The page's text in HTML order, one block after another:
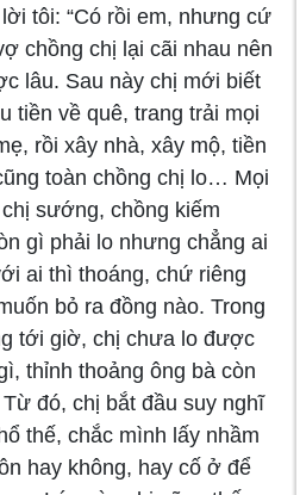
tôi: “Có rồi em, nhưng cứ
chồng chị lại cãi nhau nên
lâu. Sau này chị mới biết
tiền về quê, trang trải mọi
rồi xây nhà, xây mộ, tiền
toàn chồng chị lo… Mọi
sướng, chồng kiếm
gì phải lo nhưng chẳng ai
ai thì thoáng, chứ riêng
bỏ ra đồng nào. Trong
tới giờ, chị chưa lo được
thỉnh thoảng ông bà còn
đó, chị bắt đầu suy nghĩ
thế, chắc mình lấy nhầm
hay không, hay cố ở để